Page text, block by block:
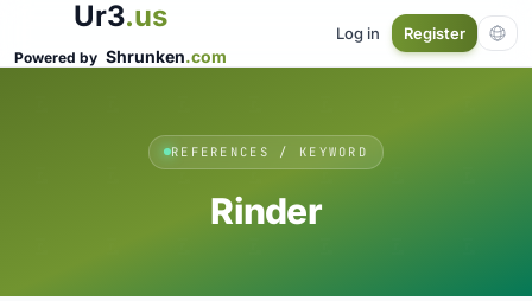
Ur3.us
Powered by Shrunken.com
Log in Register
REFERENCES / KEYWORD
Rinder